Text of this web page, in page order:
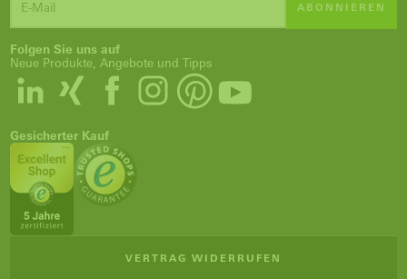
ABONNIEREN
Folgen Sie uns auf
Neue Produkte, Angebote und Tipps
Gesicherter Kauf
VERTRAG WIDERRUFEN